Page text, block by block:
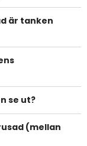
är tanken
se ut?
(mellan